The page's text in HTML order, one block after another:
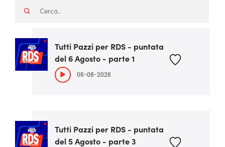
Tutti Pazzi per RDS - puntata
del 6 Agosto - parte 1
06-08-2026
Tutti Pazzi per RDS - puntata
del 5 Agosto - parte 3